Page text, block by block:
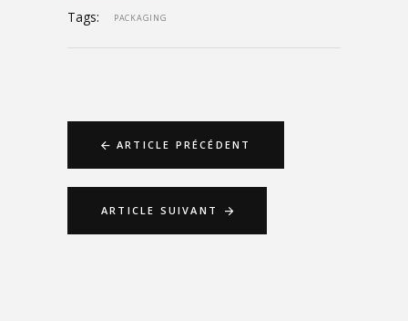
Tags: PACKAGING
ARTICLE PRÉCÉDENT
ARTICLE SUIVANT